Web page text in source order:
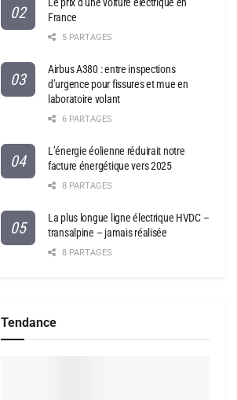
France
5 PARTAGES
Airbus A380 : entre inspections
d’urgence pour fissures et mue en
laboratoire volant
6 PARTAGES
L’énergie éolienne réduirait notre
facture énergétique vers 2025
8 PARTAGES
La plus longue ligne électrique HVDC –
transalpine – jamais réalisée
8 PARTAGES
Tendance